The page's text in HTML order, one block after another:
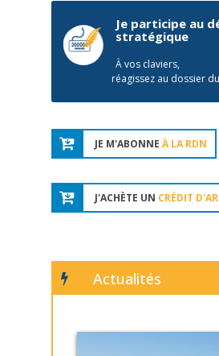
Je participe au
stratégique
À vos claviers,
réagissez au dossier
JE M'ABONNE À LA RDN
J'ACHÈTE UN CRÉDIT
Actualités